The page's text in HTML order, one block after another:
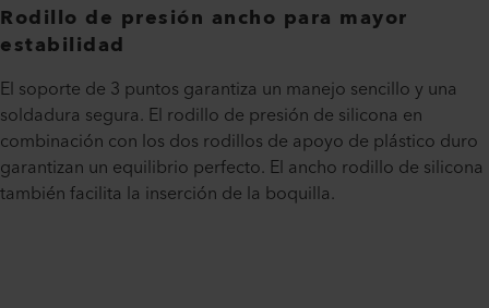
Rodillo de presión ancho para mayor
estabilidad
El soporte de 3 puntos garantiza un manejo sencillo y una
soldadura segura. El rodillo de presión de silicona en
combinación con los dos rodillos de apoyo de plástico duro
garantizan un equilibrio perfecto. El ancho rodillo de silicona
también facilita la inserción de la boquilla.